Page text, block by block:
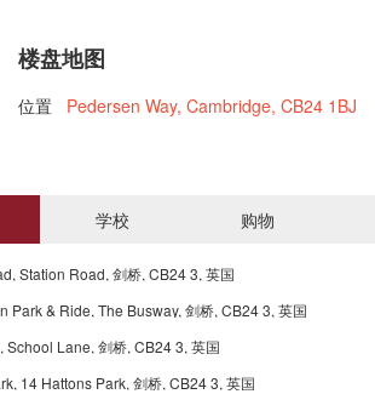
楼盘地图
位置 Pedersen Way, Cambridge, CB24 1BJ
学校 购物
Station Road, 剑桥, CB24 3, 英国
Park & Ride, The Busway, 剑桥, CB24 3, 英国
School Lane, 剑桥, CB24 3, 英国
14 Hattons Park, 剑桥, CB24 3, 英国